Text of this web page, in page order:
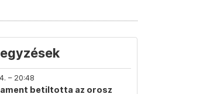
– 20:48
betiltotta az orosz